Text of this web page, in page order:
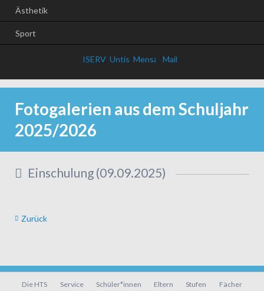
Ästhetik
Sport
ISERV Untis Mensa Mail
Fotogalerien aus dem Schuljahr
2025/2026
Einschulung (09.09.2025)
Zurück
Navigation
Die HTS Service Schüler*innen Eltern Stufen Fächer